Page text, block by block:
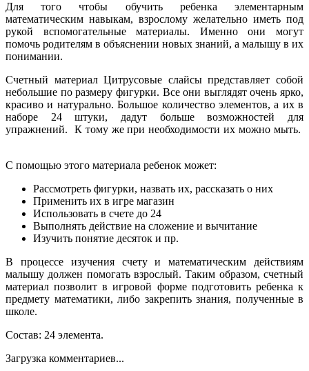
Для того чтобы обучить ребенка элементарным
математическим навыкам, взрослому желательно иметь под
рукой вспомогательные материалы. Именно они могут
помочь родителям в объяснении новых знаний, а малышу в их
понимании.
Счетный материал Цитрусовые слайсы представляет собой
небольшие по размеру фигурки. Все они выглядят очень ярко,
красиво и натурально. Большое количество элементов, а их в
наборе 24 штуки, дадут больше возможностей для
упражнений. К тому же при необходимости их можно мыть.
С помощью этого материала ребенок может:
Рассмотреть фигурки, назвать их, рассказать о них
Применить их в игре магазин
Использовать в счете до 24
Выполнять действие на сложение и вычитание
Изучить понятие десяток и пр.
В процессе изучения счету и математическим действиям
малышу должен помогать взрослый. Таким образом, счетный
материал позволит в игровой форме подготовить ребенка к
предмету математики, либо закрепить знания, полученные в
школе.
Состав: 24 элемента.
Загрузка комментариев...